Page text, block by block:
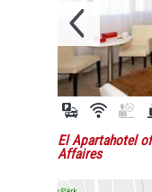
El Apartahotel
Affaires